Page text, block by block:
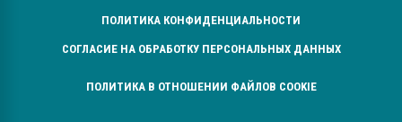
ПОЛИТИКА КОНФИДЕНЦИАЛЬНОСТИ
СОГЛАСИЕ НА ОБРАБОТКУ ПЕРСОНАЛЬНЫХ ДАННЫХ
ПОЛИТИКА В ОТНОШЕНИИ ФАЙЛОВ COOKIE